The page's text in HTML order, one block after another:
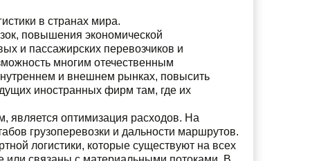
в странах мира.
повышения экономической
и пассажирских перевозчиков и
многим отечественным
и внешнем рынках, повысить
иностранных фирм там, где их
является оптимизация расходов. На
грузоперевозки и дальности маршрутов.
логистики, которые существуют на всех